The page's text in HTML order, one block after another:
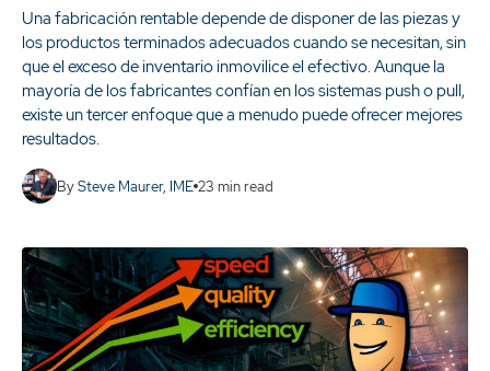
Una fabricación rentable depende de disponer de las piezas y
los productos terminados adecuados cuando se necesitan, sin
que el exceso de inventario inmovilice el efectivo. Aunque la
mayoría de los fabricantes confían en los sistemas push o pull,
existe un tercer enfoque que a menudo puede ofrecer mejores
resultados.
BySteve Maurer, IME 23 min read